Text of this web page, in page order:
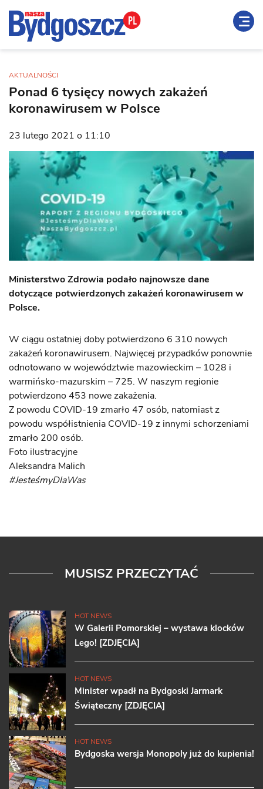
AKTUALNOŚCI
Ponad 6 tysięcy nowych zakażeń
koronawirusem w Polsce
23 lutego 2021 o 11:10
Ministerstwo Zdrowia podało najnowsze dane
dotyczące potwierdzonych zakażeń koronawirusem w
Polsce.
W ciągu ostatniej doby potwierdzono 6 310 nowych
zakażeń koronawirusem. Najwięcej przypadków ponownie
odnotowano w województwie mazowieckim – 1028 i
warmińsko-mazurskim – 725. W naszym regionie
potwierdzono 453 nowe zakażenia.
Z powodu COVID-19 zmarło 47 osób, natomiast z
powodu współistnienia COVID-19 z innymi schorzeniami
zmarło 200 osób.
Foto ilustracyjne
Aleksandra Malich
#JesteśmyDlaWas
MUSISZ PRZECZYTAĆ
HOT NEWS
W Galerii Pomorskiej – wystawa klocków
Lego! [ZDJĘCIA]
HOT NEWS
Minister wpadł na Bydgoski Jarmark
Świąteczny [ZDJĘCIA]
HOT NEWS
Bydgoska wersja Monopoly już do kupienia!